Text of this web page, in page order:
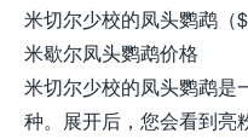
米切尔少校的凤头鹦鹉（
米歇尔凤头鹦鹉价格
米切尔少校的凤头鹦鹉是
种。展开后，您会看到亮